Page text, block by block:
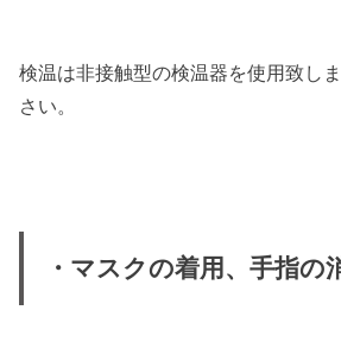
検温は非接触型の検温器を使用致し
さい。
・マスクの着用、手指の